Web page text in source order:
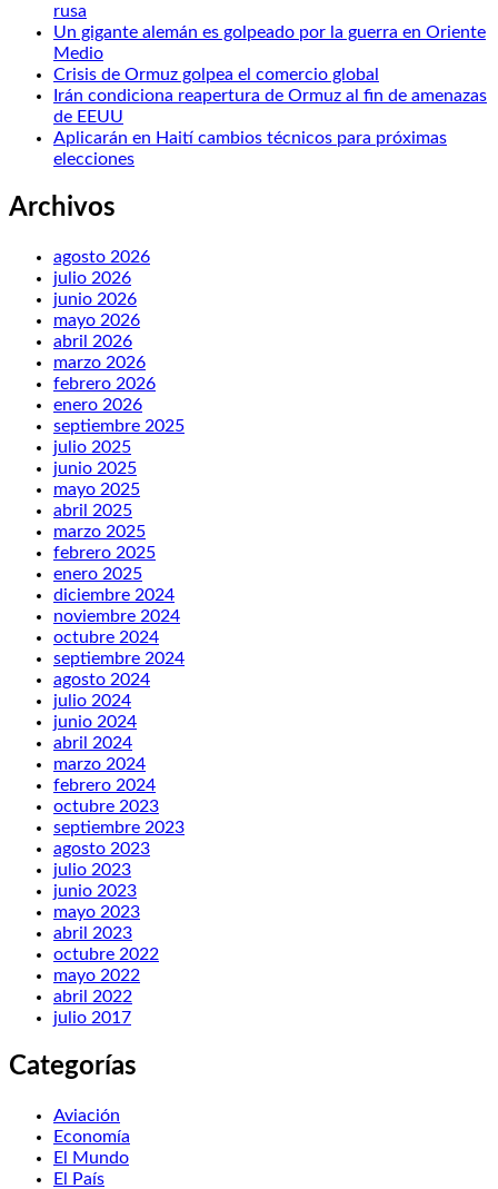
rusa
Un gigante alemán es golpeado por la guerra en Oriente
Medio
Crisis de Ormuz golpea el comercio global
Irán condiciona reapertura de Ormuz al fin de amenazas
de EEUU
Aplicarán en Haití cambios técnicos para próximas
elecciones
Archivos
agosto 2026
julio 2026
junio 2026
mayo 2026
abril 2026
marzo 2026
febrero 2026
enero 2026
septiembre 2025
julio 2025
junio 2025
mayo 2025
abril 2025
marzo 2025
febrero 2025
enero 2025
diciembre 2024
noviembre 2024
octubre 2024
septiembre 2024
agosto 2024
julio 2024
junio 2024
abril 2024
marzo 2024
febrero 2024
octubre 2023
septiembre 2023
agosto 2023
julio 2023
junio 2023
mayo 2023
abril 2023
octubre 2022
mayo 2022
abril 2022
julio 2017
Categorías
Aviación
Economía
El Mundo
El País